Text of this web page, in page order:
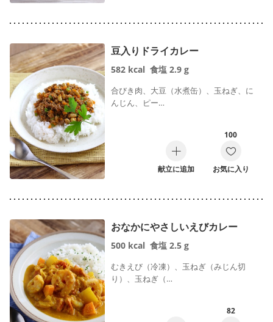
豆入りドライカレー
582 kcal 食塩 2.9 g
合びき肉、大豆（水煮缶）、玉ねぎ、に
んじん、ピー…
献立に追加
100
お気に入り
おなかにやさしいえびカレー
500 kcal 食塩 2.5 g
むきえび（冷凍）、玉ねぎ（みじん切
り）、玉ねぎ（…
82